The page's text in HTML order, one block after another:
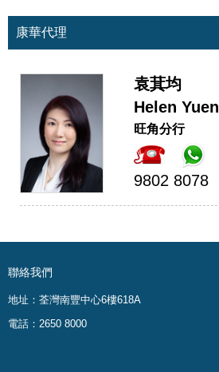
康華代理
袁萁均
Helen Yuen
旺角分行
9802 8078
聯絡我們
地址：荃灣南豐中心6樓618A
電話：2650 8000